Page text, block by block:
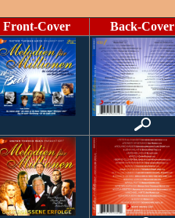
Front-Cover Back-Cover